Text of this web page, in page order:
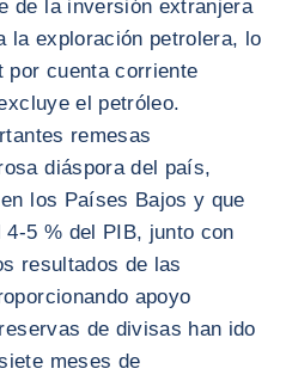
de la inversión extranjera
la exploración petrolera, lo
por cuenta corriente
el petróleo.
remesas
diáspora del país,
los Países Bajos y que
5 % del PIB, junto con
resultados de las
apoyo
de divisas han ido
meses de